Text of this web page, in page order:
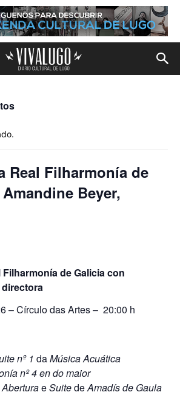
Real Filharmonía de
Beyer,
de Galicia con
– Círculo das Artes – 20:00 h
nº 1 daMúsica Acuática
nº 4 en do maior
AberturaeSuitedeAmadís de Gaula